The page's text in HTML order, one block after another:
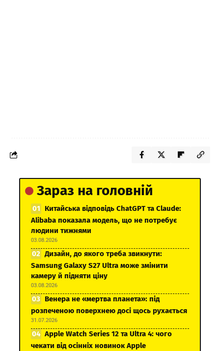
Зараз на головній
Китайська відповідь ChatGPT та Claude:
Alibaba показала модель, що не потребує
людини тижнями
03.08.2026
Дизайн, до якого треба звикнути:
Samsung Galaxy S27 Ultra може змінити
камеру й підняти ціну
03.08.2026
Венера не «мертва планета»: під
розпеченою поверхнею досі щось рухається
31.07.2026
Apple Watch Series 12 та Ultra 4: чого
чекати від осінніх новинок Apple